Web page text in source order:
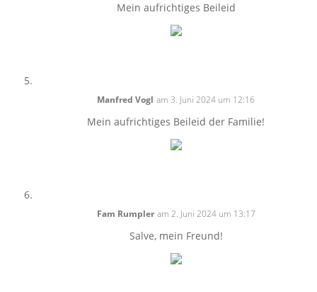
Mein aufrichtiges Beileid
Manfred Vogl am 3. Juni 2024 um 12:16
Mein aufrichtiges Beileid der Familie!
Fam Rumpler am 2. Juni 2024 um 13:17
Salve, mein Freund!